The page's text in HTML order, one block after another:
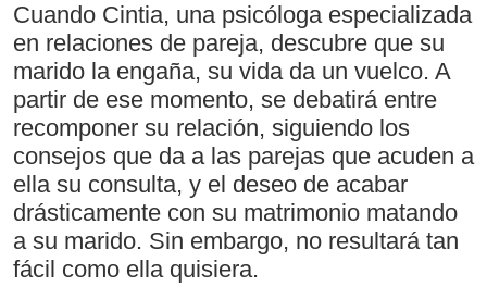
Cuando Cintia, una psicóloga especializada
en relaciones de pareja, descubre que su
marido la engaña, su vida da un vuelco. A
partir de ese momento, se debatirá entre
recomponer su relación, siguiendo los
consejos que da a las parejas que acuden a
ella su consulta, y el deseo de acabar
drásticamente con su matrimonio matando
a su marido. Sin embargo, no resultará tan
fácil como ella quisiera.